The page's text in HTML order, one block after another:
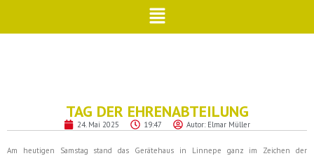
TAG DER EHRENABTEILUNG
24. Mai 2025 19:47 Autor: Elmar Müller
Am heutigen Samstag stand das Gerätehaus in Linnepe ganz im Zeichen der